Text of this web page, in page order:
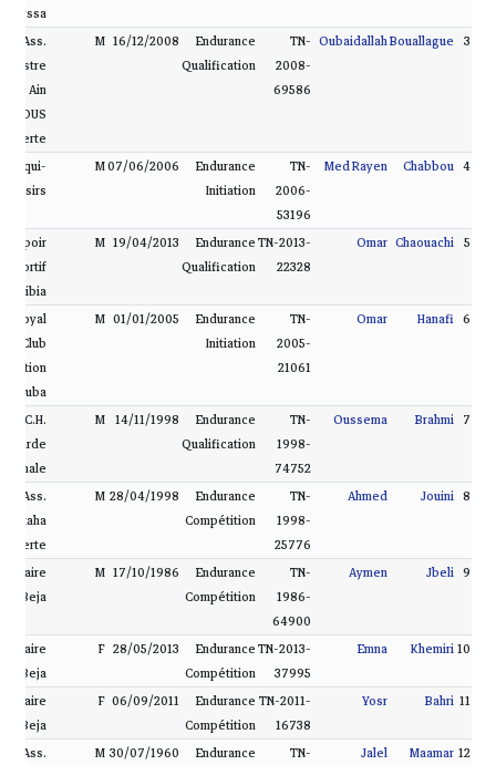
Elyssa
3
Bouallague
Oubaidallah
TN-
2008-
69586
Endurance
Qualification
16/12/2008
M
Ass.
Ain
Bizerte
4
Chabbou
Med Rayen
TN-
2006-
53196
Endurance
Initiation
07/06/2006
M
Équi-
Loisirs
5
Chaouachi
Omar
TN-2013-
22328
Endurance
Qualification
19/04/2013
M
Espoir
Sportif
Kelibia
6
Hanafi
Omar
TN-
2005-
21061
Endurance
Initiation
01/01/2005
M
Royal
Club
7
Brahmi
Oussema
TN-
1998-
74752
Endurance
Qualification
14/11/1998
M
C.H.
Garde
8
Jouini
Ahmed
TN-
1998-
25776
Endurance
Compétition
28/04/1998
M
Ass.
Bizerte
9
Jbeli
Aymen
TN-
1986-
64900
Endurance
Compétition
17/10/1986
M
Beja
10
Khemiri
Emna
TN-2013-
37995
Endurance
Compétition
28/05/2013
F
Beja
11
Bahri
Yosr
TN-2011-
16738
Endurance
Compétition
06/09/2011
F
Beja
12
Maamar
Jalel
TN-
Endurance
30/07/1960
M
Ass.